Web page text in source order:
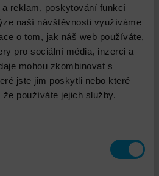
reklam, poskytování funkcí
naší návštěvnosti využíváme
o tom, jak náš web používáte,
pro sociální média, inzerci a
mohou zkombinovat s
jste jim poskytli nebo které
používáte jejich služby.
StoreEver MSL6480